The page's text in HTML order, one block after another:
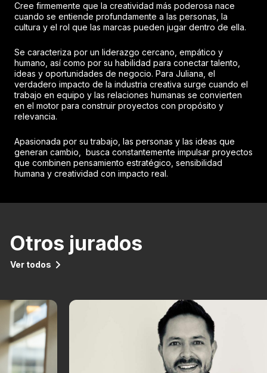
Cree firmemente que la creatividad más poderosa nace
cuando se entiende profundamente a las personas, la
cultura y el rol que las marcas pueden jugar dentro de ella.
Se caracteriza por un liderazgo cercano, empático y
humano, así como por su habilidad para conectar talento,
ideas y oportunidades de negocio. Para Juliana, el
verdadero impacto de la industria creativa surge cuando el
trabajo en equipo y las relaciones humanas se convierten
en el motor para construir proyectos con propósito y
relevancia.
Apasionada por su trabajo, las personas y las ideas que
generan cambio, busca constantemente impulsar proyectos
que combinen pensamiento estratégico, sensibilidad
humana y creatividad con impacto real.
Otros jurados
Ver todos